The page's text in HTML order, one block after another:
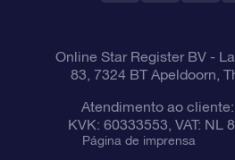
Online Star Register BV-
83, 7324 BT Apeldoorn,
Atendimento ao cliente:
KVK: 60333553, VAT: NL
Página de imprensa